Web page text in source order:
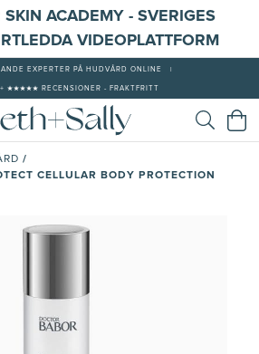
ACADEMY - SVERIGES
VIDEOPLATTFORM
EXPERTER PÅ HUDVÅRD ONLINE
★★★★★ RECENSIONER - FRAKTFRITT
/
CELLULAR BODY PROTECTION